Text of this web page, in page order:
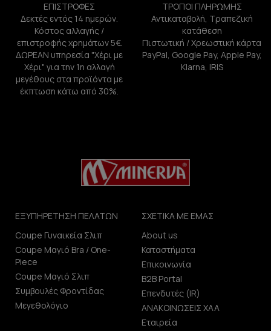
ΕΠΙΣΤΡΟΦΕΣ
Δεκτές εντός 14 ημερών.
Κόστος αλλαγής /
επιστροφής χρημάτων 5€.
ΔΩΡΕΑΝ υπηρεσία "Χέρι με
Χέρι" για την 1η αλλαγή
μεγέθους στα προϊόντα με
έκπτωση κάτω από 30%.
ΤΡΟΠΟΙ ΠΛΗΡΩΜΗΣ
Αντικαταβολή, Τραπεζική
κατάθεση
Πιστωτική / Χρεωστική κάρτα
PayPal, Google Pay, Apple Pay,
Klarna, IRIS
ΕΞΥΠΗΡΕΤΗΣΗ ΠΕΛΑΤΩΝ
Coupe Γυναικεία Σλιπ
Coupe Μαγιό Bra / One-
Piece
Coupe Μαγιό Σλιπ
Συμβουλές Φροντίδας
Μεγεθολόγιο
ΣΧΕΤΙΚΑ ΜΕ ΕΜΑΣ
About us
Καταστήματα
Επικοινωνία
B2B Portal
Επενδυτές (IR)
ΑΝΑΚΟΙΝΩΣΕΙΣ ΧΑΑ
Εταιρεία